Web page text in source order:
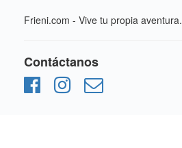
Frieni.com - Vive tu propia aventura.
Contáctanos